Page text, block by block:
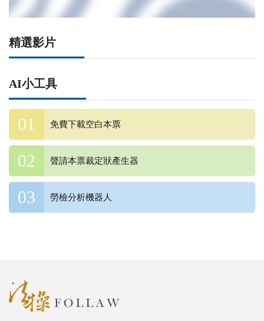
精選影片
AI小工具
免費下載空白本票
聲請本票裁定狀產生器
勞檢分析機器人